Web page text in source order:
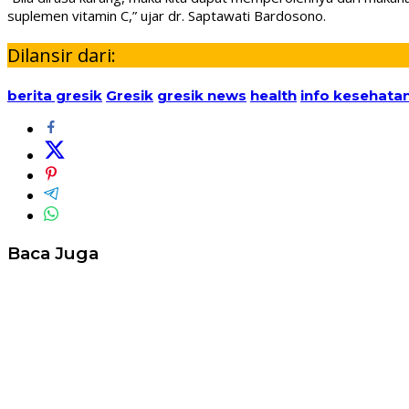
suplemen vitamin C,” ujar dr. Saptawati Bardosono.
Dilansir dari:
berita gresik Gresik gresik news health info
Baca Juga